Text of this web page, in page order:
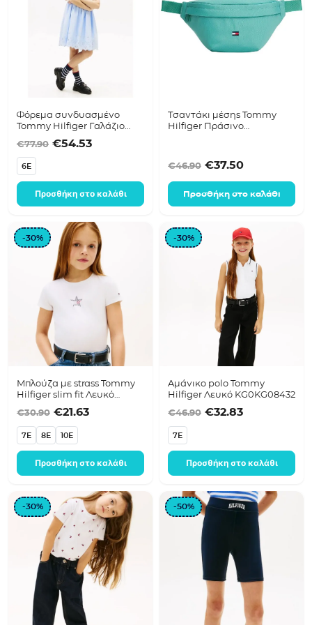
Φόρεμα συνδυασμένο
Tommy Hilfiger Γαλάζιο
€77.90 Original price was: €77.90.
€54.53Η τρέχουσα τιμή είναι: €54.53.
6E
Προσθήκη στο καλάθι
Τσαντάκι μέσης Tommy
Hilfiger Πράσινο
€46.90 Original price
€37.50Η τρέχουσα
Προσθήκη στο καλάθι
-30%
Μπλούζα με strass Tommy
Hilfiger slim fit Λευκό
€30.90 Original price was: €30.90.
€21.63Η τρέχουσα τιμή είναι: €21.63.
7E 8E 10E
Προσθήκη στο καλάθι
-30%
Αμάνικο polo Tommy
Hilfiger Λευκό KG0KG08432
€46.90 Original price
€32.83Η τρέχουσα
7E
Προσθήκη στο καλάθι
-30% -50%